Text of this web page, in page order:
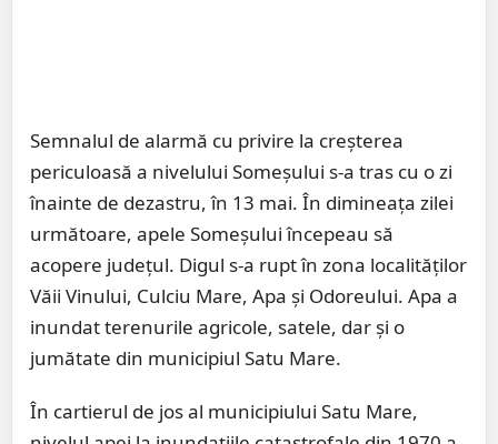
Semnalul de alarmă cu privire la creşterea
periculoasă a nivelului Someşului s-a tras cu o zi
înainte de dezastru, în 13 mai. În dimineaţa zilei
următoare, apele Someşului începeau să
acopere judeţul. Digul s-a rupt în zona localităţilor
Văii Vinului, Culciu Mare, Apa şi Odoreului. Apa a
inundat terenurile agricole, satele, dar şi o
jumătate din municipiul Satu Mare.
În cartierul de jos al municipiului Satu Mare,